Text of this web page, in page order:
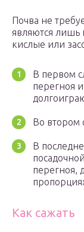
Почва не
являются лишь
кислые или
В первом
перегноя
Во втором
В
перегноя,
Как сажать